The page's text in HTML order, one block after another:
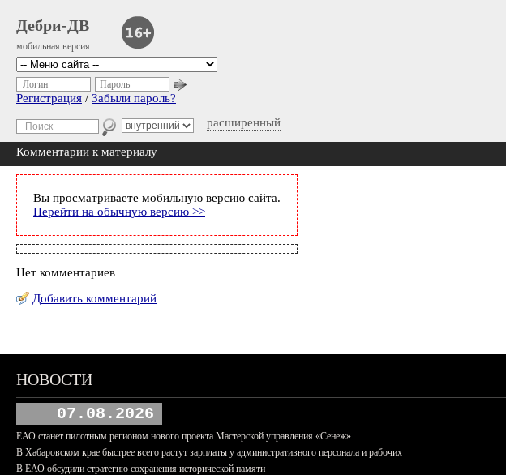
Дебри-ДВ
мобильная версия
расширенный
Логин Пароль
Регистрация / Забыли пароль?
Комментарии к материалу
Вы просматриваете мобильную версию сайта.
Перейти на обычную версию >>
Нет комментариев
Добавить комментарий
НОВОСТИ
07.08.2026
ЕАО станет пилотным регионом нового проекта Мастерской управления «Сенеж»
В Хабаровском крае быстрее всего растут зарплаты у административного персонала и рабочих
В ЕАО обсудили стратегию сохранения исторической памяти